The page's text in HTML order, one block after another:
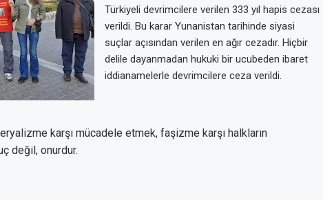
Türkiyeli devrimcilere verilen 333 yıl hapis cezası
verildi. Bu karar Yunanistan tarihinde siyasi
suçlar açısından verilen en ağır cezadır. Hiçbir
delile dayanmadan hukuki bir ucubeden ibaret
iddianamelerle devrimcilere ceza verildi.
karşı mücadele etmek, faşizme karşı halkların
değil, onurdur.